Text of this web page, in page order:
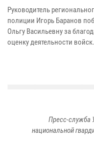
Руководитель
полиции Игорь Баранов
Ольгу Васильевну за
оценку деятельности войск.
Пресс-служба
национальной